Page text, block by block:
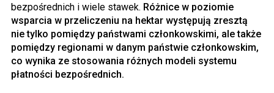
bezpośrednich i wiele stawek. Różnice w poziomie
wsparcia w przeliczeniu na hektar występują zresztą
nie tylko pomiędzy państwami członkowskimi, ale także
pomiędzy regionami w danym państwie członkowskim,
co wynika ze stosowania różnych modeli systemu
płatności bezpośrednich.